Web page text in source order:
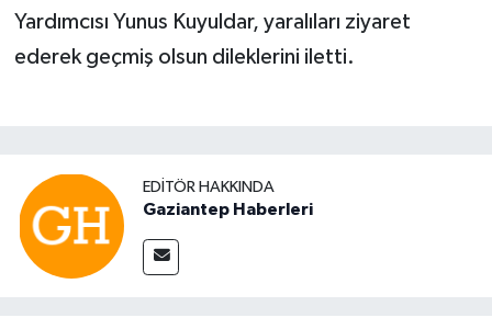
Yardımcısı Yunus Kuyuldar, yaralıları ziyaret
ederek geçmiş olsun dileklerini iletti.
EDITÖR HAKKINDA
Gaziantep Haberleri